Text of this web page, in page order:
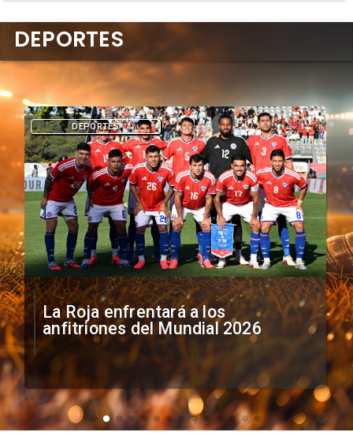
La Roja enfrentará a los
anfitriones del Mundial 2026
DEPORTES
DEPORTES